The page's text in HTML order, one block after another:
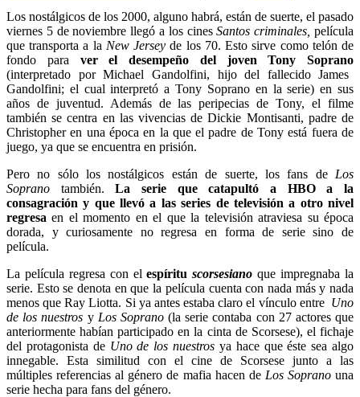
Los nostálgicos de los 2000, alguno habrá, están de suerte, el pasado
viernes 5 de noviembre llegó a los cinesSantoscriminales ,película
que transporta a la New Jersey de los 70. Esto sirve como telón de
fondo para ver el desempeño del joven Tony Soprano
(interpretado por Michael Gandolfini, hijo del fallecido James
Gandolfini; el cual interpretó a Tony Soprano en la serie) en sus
años de juventud. Además de las peripecias de Tony, el filme
también se centra en las vivencias de Dickie Montisanti, padre de
Christopher en una época en la que el padre de Tony está fuera de
juego, ya que se encuentra en prisión.
Pero no sólo los nostálgicos están de suerte, los fans de Los
Soprano
también.La serie que catapultó a HBO a la
consagración y que llevó a las series de televisión a otro nivel
regresa en el momento en el que la televisión atraviesa su época
dorada, y curiosamente no regresa en forma de serie sino de
película.
La película regresa con elespírituscorsesiano que impregnaba la
serie. Esto se denota en que la película cuenta con nada más y nada
menos que Ray Liotta. Si ya antes estaba claro el vínculo entre Uno
de los nuestros y Los Soprano(la serie contaba con 27 actores que
anteriormente habían participado en la cinta de Scorsese), el fichaje
del protagonista de Uno de los nuestros ya hace que éste sea algo
innegable. Esta similitud con el cine de Scorsese junto a las
múltiples referencias al género de mafia hacen de Los Sopranouna
serie hecha para fans del género.